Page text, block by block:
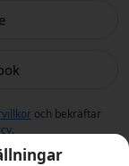
och bekräftar
.